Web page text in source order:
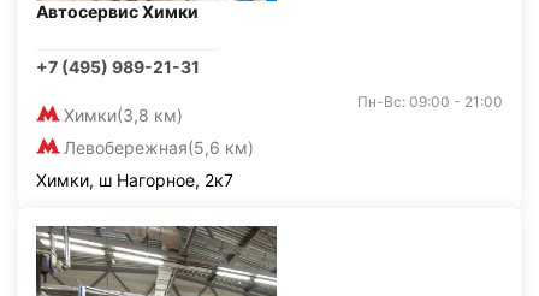
Автосервис Химки
+7 (495) 989-21-31
Химки(3,8 км)
Левобережная(5,6 км)
Пн-Вс: 09:00 - 21:00
Химки, ш Нагорное, 2к7